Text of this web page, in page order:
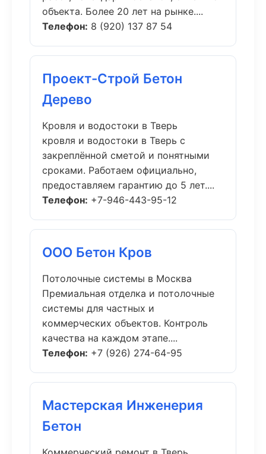
объекта. Более 20 лет на рынке....
Телефон: 8 (920) 137 87 54
Проект-Строй Бетон
Дерево
Кровля и водостоки в Тверь
кровля и водостоки в Тверь с
закреплённой сметой и понятными
сроками. Работаем официально,
предоставляем гарантию до 5 лет....
Телефон: +7-946-443-95-12
ООО Бетон Кров
Потолочные системы в Москва
Премиальная отделка и потолочные
системы для частных и
коммерческих объектов. Контроль
качества на каждом этапе....
Телефон: +7 (926) 274-64-95
Мастерская Инженерия
Бетон